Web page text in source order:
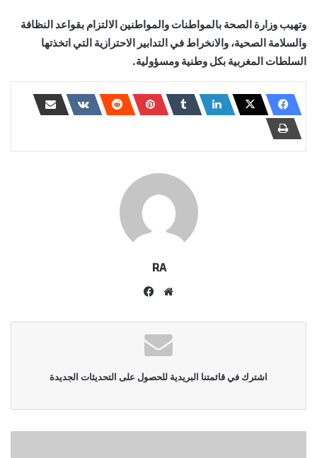
وتهيب وزارة الصحة بالمواطنات والمواطنين الالتزام بقواعد النظافة
والسلامة الصحية، والانخراط في التدابير الاحترازية التي اتخذتها
السلطات المغربية بكل وطنية ومسؤولية.
RA
موقع
اشترك في قائمتنا البريدية للحصول على التحديثات الجديدة